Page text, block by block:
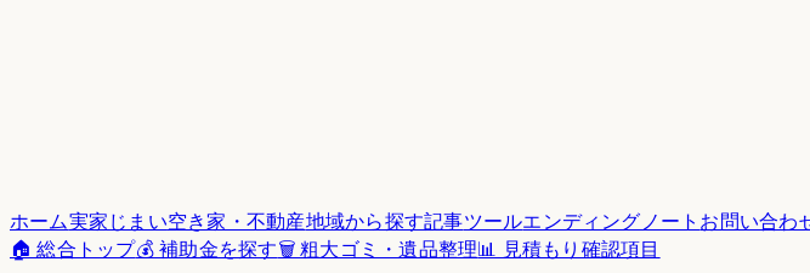
ホーム実家じまい空き家・不動産地域から探す記事ツールエンディングノート お問い合わ
🏠 総合トップ💰 補助金を探す🗑️ 粗大ゴミ・遺品整理📊 見積もり確認項目